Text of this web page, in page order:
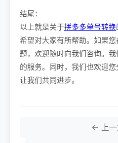
结尾：
以上就是关于拼多多单号转换
希望对大家有所帮助。如果
题，欢迎随时向我们咨询。
的服务。同时，我们也欢迎您
让我们共同进步。
← 上一